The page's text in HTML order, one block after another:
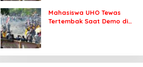
Mahasiswa UHO Tewas
Tertembak Saat Demo di